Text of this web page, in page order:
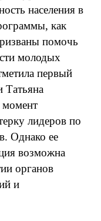
населения в
как
помочь
молодых
первый
Татьяна
лидеров по
Однако ее
возможна
органов
и